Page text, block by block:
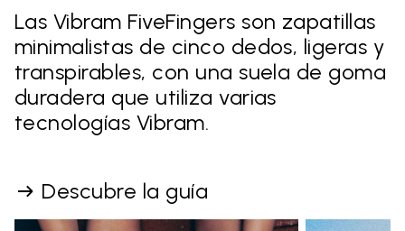
Las Vibram FiveFingers son zapatillas
minimalistas de cinco dedos, ligeras y
transpirables, con una suela de goma
duradera que utiliza varias
tecnologías Vibram.
Descubre la guía